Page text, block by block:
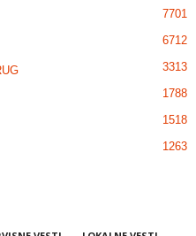
7701
6712
3313
1788
1518
1263